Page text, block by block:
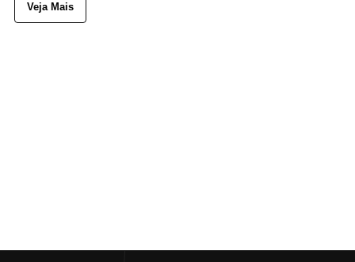
Veja Mais